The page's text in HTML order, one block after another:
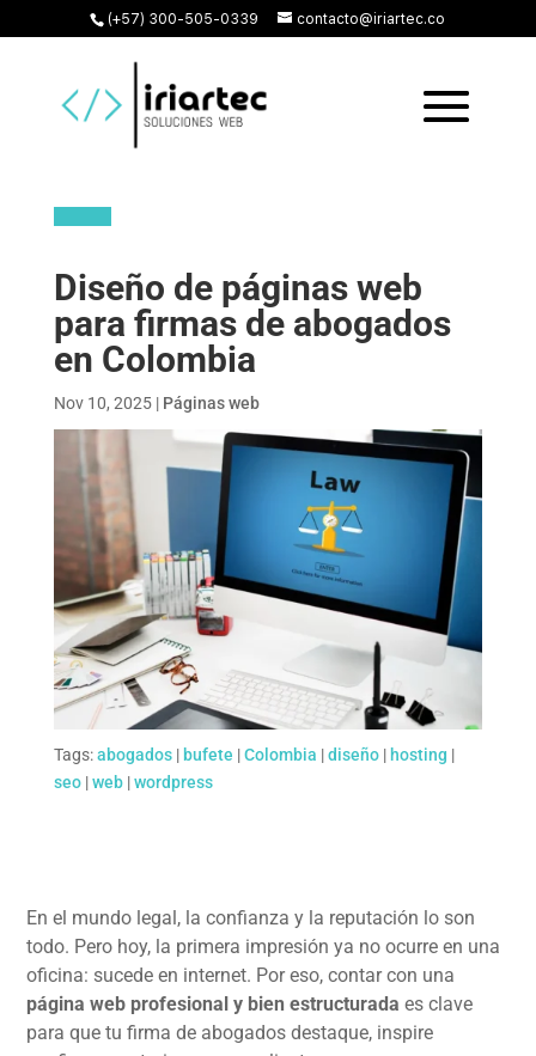
(+57) 300-505-0339 contacto@iriartec.co
Diseño de páginas web
para firmas de abogados
en Colombia
Nov 10, 2025| Páginas web
Tags:abogados| bufete |Colombia |diseño| hosting |
seo|web|wordpress
En el mundo legal, la confianza y la reputación lo son
todo. Pero hoy, la primera impresión ya no ocurre en una
oficina: sucede en internet. Por eso, contar con una
página web profesional y bien estructurada es clave
para que tu firma de abogados destaque, inspire